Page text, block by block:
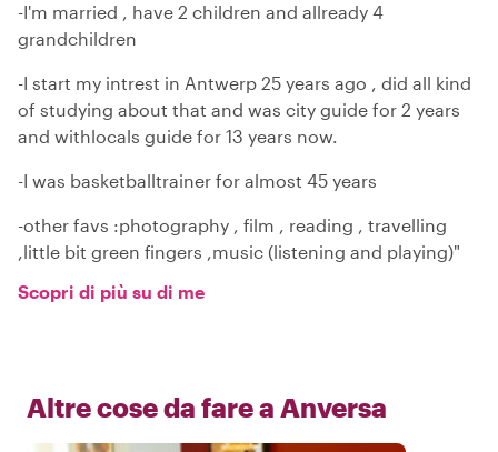
-I'm married , have 2 children and allready 4
grandchildren
-I start my intrest in Antwerp 25 years ago , did all kind
of studying about that and was city guide for 2 years
and withlocals guide for 13 years now.
-I was basketballtrainer for almost 45 years
-other favs :photography , film , reading , travelling
,little bit green fingers ,music (listening and playing)"
Scopri di più su di me
Altre cose da fare a Anversa